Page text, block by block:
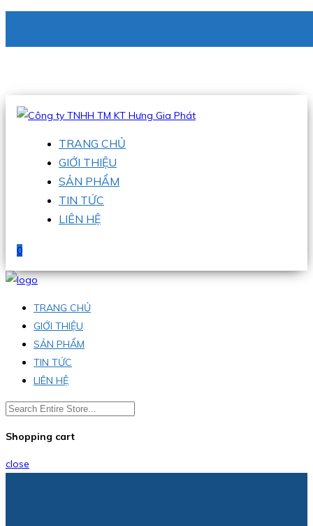
Hotline:0938 336 079
TRANG CHỦ
GIỚI THIỆU
SẢN PHẨM
TIN TỨC
LIÊN HỆ
0
TRANG CHỦ
GIỚI THIỆU
SẢN PHẨM
TIN TỨC
LIÊN HỆ
Shopping cart
close